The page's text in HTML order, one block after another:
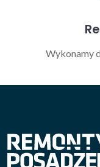
Wykonamy